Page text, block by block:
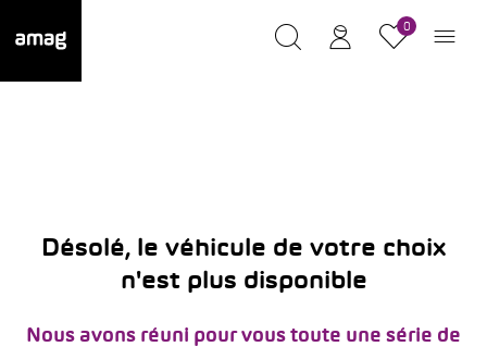
0
Désolé, le véhicule de votre choix
n'est plus disponible
Nous avons réuni pour vous toute une série de